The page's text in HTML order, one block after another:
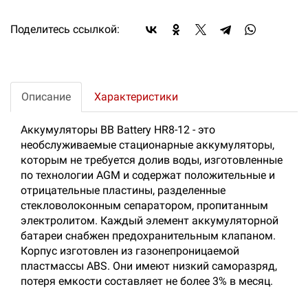
Поделитесь ссылкой:
Описание Характеристики
Аккумуляторы BB Battery HR8-12 - это
необслуживаемые стационарные аккумуляторы,
которым не требуется долив воды, изготовленные
по технологии AGM и содержат положительные и
отрицательные пластины, разделенные
стекловолоконным сепаратором, пропитанным
электролитом. Каждый элемент аккумуляторной
батареи снабжен предохранительным клапаном.
Корпус изготовлен из газонепроницаемой
пластмассы ABS. Они имеют низкий саморазряд,
потеря емкости составляет не более 3% в месяц.